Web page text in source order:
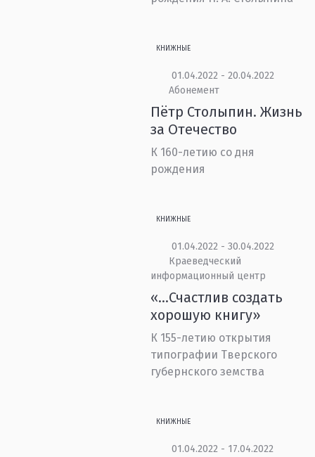
КНИЖНЫЕ
01.04.2022 - 20.04.2022
Абонемент
Пётр Столыпин. Жизнь
за Отечество
К 160-летию со дня
рождения
КНИЖНЫЕ
01.04.2022 - 30.04.2022
Краеведческий
информационный центр
«…Счастлив создать
хорошую книгу»
К 155-летию открытия
типографии Тверского
губернского земства
КНИЖНЫЕ
01.04.2022 - 17.04.2022